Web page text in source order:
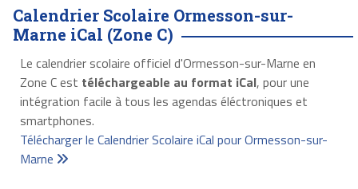
Calendrier Scolaire Ormesson-sur-
Marne iCal (Zone C)
Le calendrier scolaire officiel d'Ormesson-sur-Marne en
Zone C est téléchargeable au format iCal, pour une
intégration facile à tous les agendas éléctroniques et
smartphones.
Télécharger le Calendrier Scolaire iCal pour Ormesson-sur-
Marne